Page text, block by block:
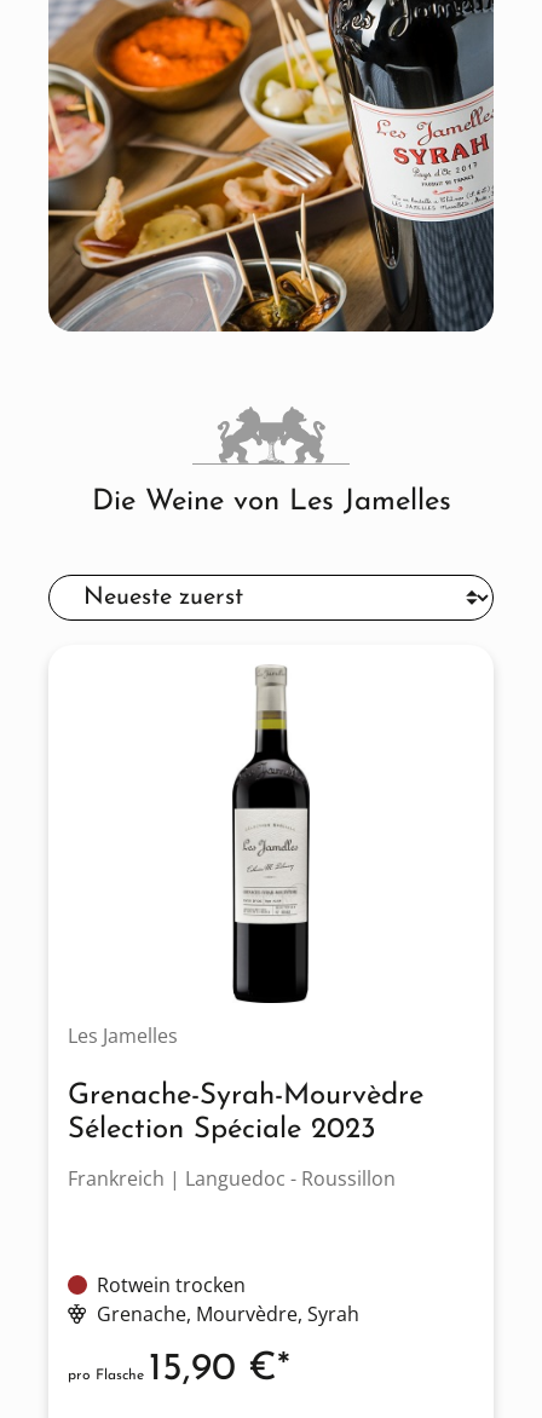
Die Weine von Les Jamelles
Les Jamelles
Grenache-Syrah-Mourvèdre
Sélection Spéciale 2023
Frankreich | Languedoc - Roussillon
Rotwein trocken
Grenache, Mourvèdre, Syrah
pro Flasche 15,90 €*